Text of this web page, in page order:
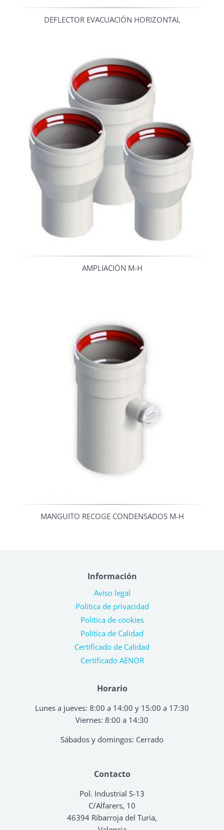
DEFLECTOR EVACUACIÓN HORIZONTAL
AMPLIACIÓN M-H
MANGUITO RECOGE CONDENSADOS M-H
Contacto
Pol. Industrial S-13
C/Alfarers, 10
46394 Ribarroja del Turia,
Horario
Lunes a jueves: 8:00 a 14:00 y 15:00 a 17:30
Viernes: 8:00 a 14:30
Sábados y domingos: Cerrado
Información
Aviso legal
Política de privacidad
Política de cookies
Política de Calidad
Certificado de Calidad
Certificado AENOR